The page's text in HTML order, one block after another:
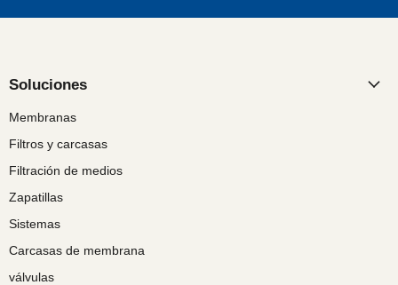
Soluciones
Membranas
Filtros y carcasas
Filtración de medios
Zapatillas
Sistemas
Carcasas de membrana
válvulas